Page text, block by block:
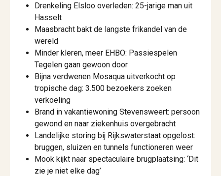
Drenkeling Elsloo overleden: 25-jarige man uit
Hasselt
Maasbracht bakt de langste frikandel van de
wereld
Minder kleren, meer EHBO: Passiespelen
Tegelen gaan gewoon door
Bijna verdwenen Mosaqua uitverkocht op
tropische dag: 3.500 bezoekers zoeken
verkoeling
Brand in vakantiewoning Stevensweert: persoon
gewond en naar ziekenhuis overgebracht
Landelijke storing bij Rijkswaterstaat opgelost:
bruggen, sluizen en tunnels functioneren weer
Mook kijkt naar spectaculaire brugplaatsing: ‘Dit
zie je niet elke dag’